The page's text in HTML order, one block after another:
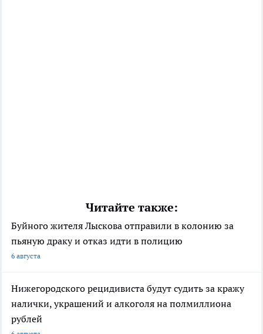
Читайте также:
Буйного жителя Лыскова отправили в колонию за
пьяную драку и отказ идти в полицию
6 августа
Нижегородского рецидивиста будут судить за кражу
налички, украшений и алкоголя на полмиллиона
рублей